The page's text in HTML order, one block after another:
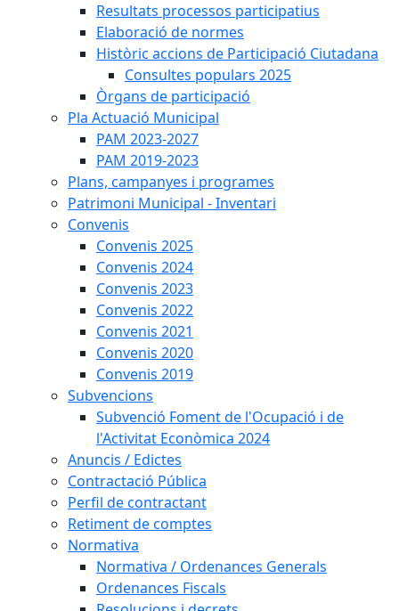
Resultats processos participatius
Elaboració de normes
Històric accions de Participació Ciutadana
Consultes populars 2025
Òrgans de participació
Pla Actuació Municipal
PAM 2023-2027
PAM 2019-2023
Plans, campanyes i programes
Patrimoni Municipal - Inventari
Convenis
Convenis 2025
Convenis 2024
Convenis 2023
Convenis 2022
Convenis 2021
Convenis 2020
Convenis 2019
Subvencions
Subvenció Foment de l'Ocupació i de
l'Activitat Econòmica 2024
Anuncis / Edictes
Contractació Pública
Perfil de contractant
Retiment de comptes
Normativa
Normativa / Ordenances Generals
Ordenances Fiscals